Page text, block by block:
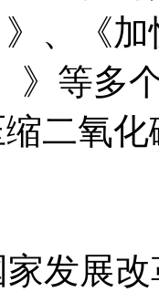
、《
》等
二氧
展改